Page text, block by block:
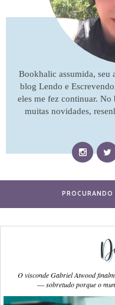
Bookhalic assumida, seu
blog Lendo e
eles me fez continuar. No
muitas novidades,
O visconde Gabriel Atwood
― sobretudo porque o